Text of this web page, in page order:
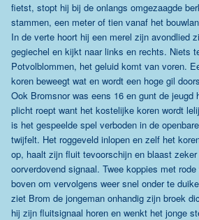
fietst, stopt hij bij de onlangs omgezaagde
stammen, een meter of tien vanaf het
In de verte hoort hij een merel zijn avondlied
gegiechel en kijkt naar links en rechts. Niets
Potvolblommen, het geluid komt van voren.
koren beweegt wat en wordt een hoge gil
Ook Bromsnor was eens 16 en gunt de
plicht roept want het kostelijke koren wordt
is het gespeelde spel verboden in de
twijfelt. Het roggeveld inlopen en zelf het
op, haalt zijn fluit tevoorschijn en blaast
oorverdovend signaal. Twee koppies met
boven om vervolgens weer snel onder te
ziet Brom de jongeman onhandig zijn broek
hij zijn fluitsignaal horen en wenkt het jonge